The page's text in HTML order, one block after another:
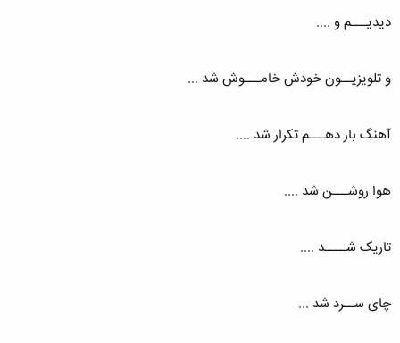
دیدیـــم و ....
و تلویزیــون خودش خامـــوش شد ...
آهنگ بار دهـــم تکرار شد ....
هوا روشـــن شد ....
تاریک شــــد ....
چای ســرد شد ...